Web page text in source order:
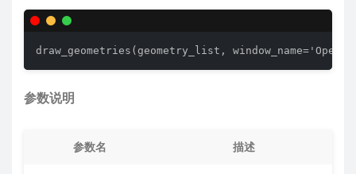
draw_geometries(geometry_list,
参数说明
参数名 描述